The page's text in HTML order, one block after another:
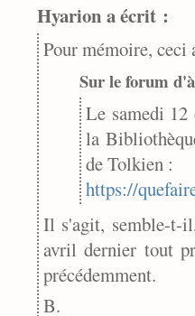
Hyarion a écrit :
Pour mémoire, ceci
Sur le forum
Le samedi 12
la
de Tolkien :
https://
Il s'agit, semble-t-
avril dernier tout
précédemment.
B.